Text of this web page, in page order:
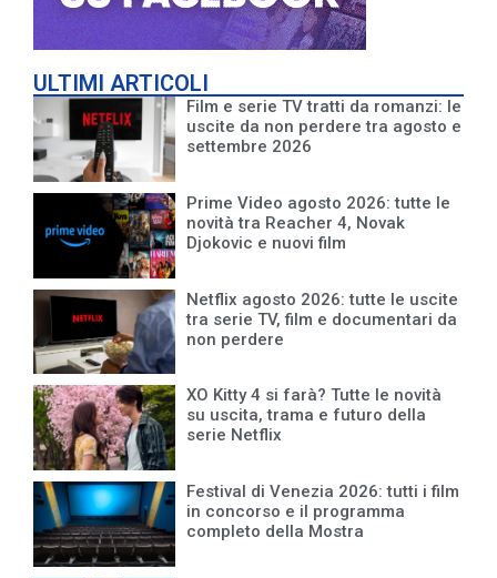
ULTIMI ARTICOLI
Film e serie TV tratti da romanzi: le
uscite da non perdere tra agosto e
settembre 2026
Prime Video agosto 2026: tutte le
novità tra Reacher 4, Novak
Djokovic e nuovi film
Netflix agosto 2026: tutte le uscite
tra serie TV, film e documentari da
non perdere
XO Kitty 4 si farà? Tutte le novità
su uscita, trama e futuro della
serie Netflix
Festival di Venezia 2026: tutti i film
in concorso e il programma
completo della Mostra